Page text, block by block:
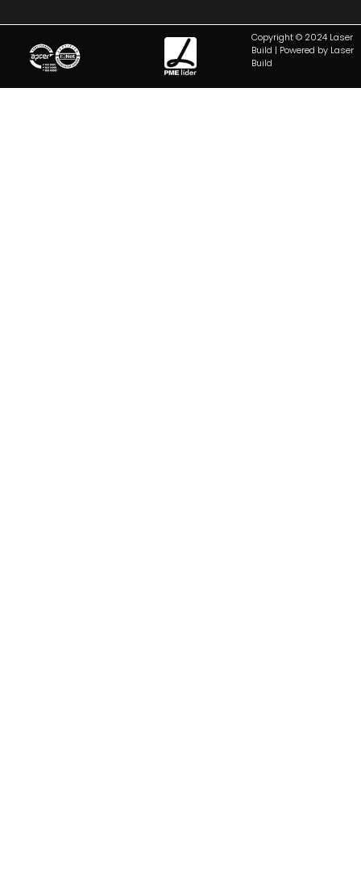
Copyright © 2024 Laser
Build | Powered by Laser
Build